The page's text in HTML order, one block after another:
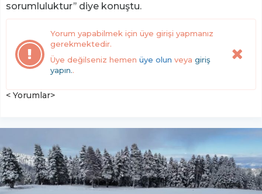
sorumluluktur’’ diye konuştu.
Yorum yapabilmek için üye girişi yapmanız
gerekmektedir.
Üye değilseniz hemen üye olun veya giriş
yapın..
< Yorumlar>